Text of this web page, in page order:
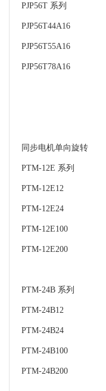
PJP56T 系列
PJP56T44A16
PJP56T55A16
PJP56T78A16
同步电机单向旋转
PTM-12E 系列
PTM-12E12
PTM-12E24
PTM-12E100
PTM-12E200
PTM-24B 系列
PTM-24B12
PTM-24B24
PTM-24B100
PTM-24B200